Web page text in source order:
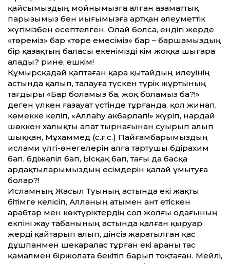
қайсымыздың мойнымызға алған азаматтық
парызымыз бен иығымызға артқан әлеуметтік
жүгімізбен есептелген. Олай болса, ендігі жерде
«төреміз» бар «төре емесіміз» бар – баршамыздың
бір қазақтың баласы екенімізді кім жоққа шығара
алады? Әрине, ешкім!
Құмырсқадай қаптаған қара қытайдың илеуінің
астында қалып, талауға түскен түрік жұртының
тағдыры «Бар боламыз ба, жоқ боламыз ба?!»
деген үлкен ғазауат үстінде тұрғанда, қол жинап,
көмекке келіп, «Аллаһу акбарлап!» жүріп, нардай
шөккен халықты апат тырнағынан суырып алып
шыққан, Мұхаммед (с.ғ.с.) Пайғамбарымыздың
ислами үлгі-өнегелерін алға тартушы Әбдірахим
бап, Әбдіжәліл бап, Ысқақ бап, тағы да басқа
ардақтыларымыздың есімдерін қалай ұмытуға
болар?!
Исламның Жасыл Туының астында екі жақты
бітімге келісіп, Алланың атымен ант етіскен
арабтар мен көктүріктердің сол жолғы одағының
екпіні жау табанының астында қалған қыруар
жерді қайтарып алып, дінсіз жаратылған қас
дұшпанмен шекаралас тұрған екі араны тас
қамалмен біржолата бекітіп барып тоқтаған. Мейлі,